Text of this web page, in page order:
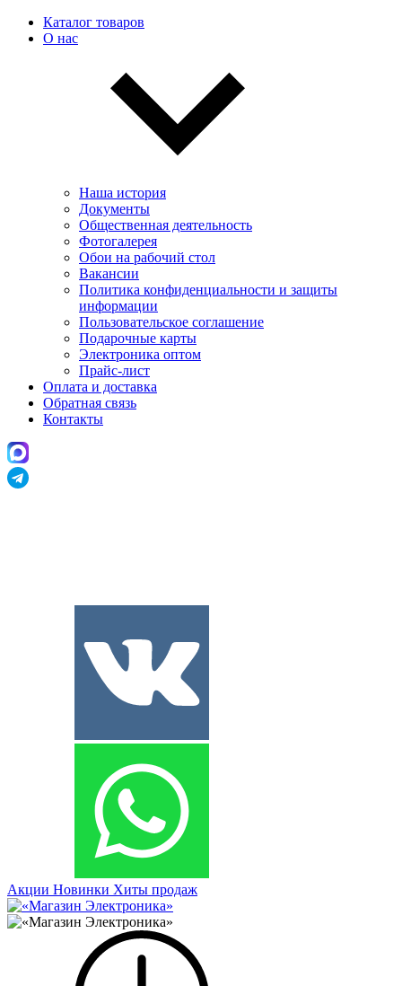
Каталог товаров
О нас
Наша история
Документы
Общественная деятельность
Фотогалерея
Обои на рабочий стол
Вакансии
Политика конфиденциальности и защиты
информации
Пользовательскоe соглашение
Подарочные карты
Электроника оптом
Прайс-лист
Оплата и доставка
Обратная связь
Контакты
Акции Новинки Хиты продаж